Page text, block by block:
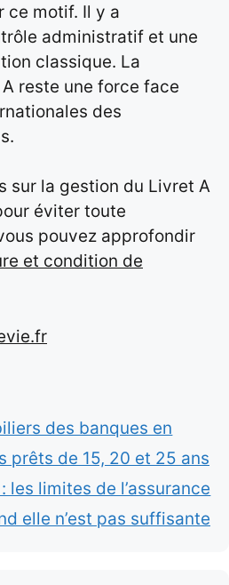
ce motif. Il y a
administratif et une
classique. La
reste une force face
des
sur la gestion du Livret A
éviter toute
pouvez approfondir
et condition de
des banques en
prêts de 15, 20 et 25 ans
les limites de l’assurance
elle n’est pas suffisante